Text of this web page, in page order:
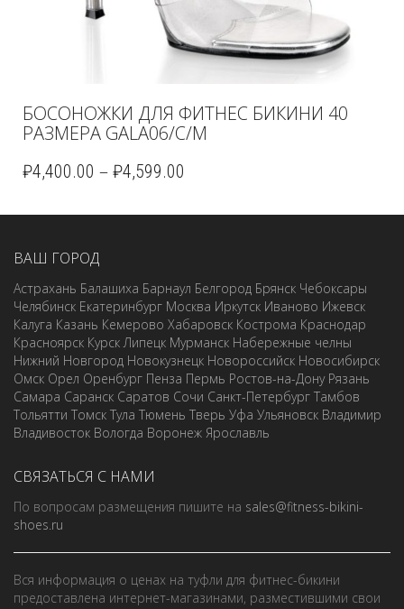
БОСОНОЖКИ ДЛЯ ФИТНЕС БИКИНИ 40
РАЗМЕРА GALA06/C/M
₽4,400.00 – ₽4,599.00
ВАШ ГОРОД
Астрахань Балашиха Барнаул Белгород Брянск Чебоксары
Челябинск Екатеринбург Москва Иркутск Иваново Ижевск
Калуга Казань Кемерово Хабаровск Кострома Краснодар
Красноярск Курск Липецк Мурманск Набережные челны
Нижний Новгород Новокузнецк Новороссийск Новосибирск
Омск Орел Оренбург Пенза Пермь Ростов-на-Дону Рязань
Самара Саранск Саратов Сочи Санкт-Петербург Тамбов
Тольятти Томск Тула Тюмень Тверь Уфа Ульяновск Владимир
Владивосток Вологда Воронеж Ярославль
СВЯЗАТЬСЯ С НАМИ
По вопросам размещения пишите на sales@fitness-bikini-
shoes.ru
Вся информация о ценах на туфли для фитнес-бикини
предоставлена интернет-магазинами, разместившими свои